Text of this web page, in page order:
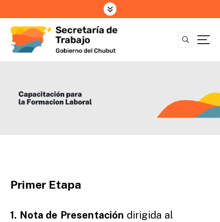
Primer Etapa
1. Nota de Presentación dirigida al